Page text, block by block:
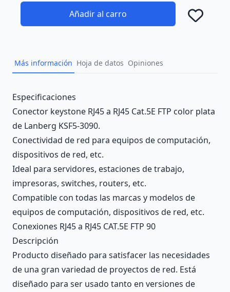
Añadir al carro
Más información Hoja de datos Opiniones
Description
Especificaciones
Conector keystone RJ45 a RJ45 Cat.5E FTP color plata
de Lanberg KSF5-3090.
Conectividad de red para equipos de computación,
dispositivos de red, etc.
Ideal para servidores, estaciones de trabajo,
impresoras, switches, routers, etc.
Compatible con todas las marcas y modelos de
equipos de computación, dispositivos de red, etc.
Conexiones RJ45 a RJ45 CAT.5E FTP 90
Descripción
Producto diseñado para satisfacer las necesidades
de una gran variedad de proyectos de red. Está
diseñado para ser usado tanto en versiones de